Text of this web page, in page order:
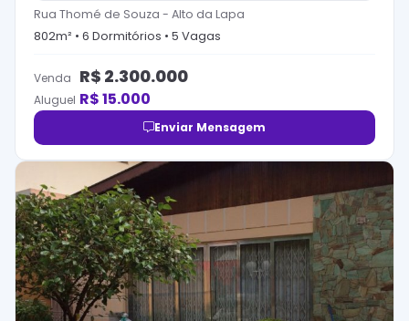
Rua Thomé de Souza - Alto da Lapa
802m² • 6 Dormitórios • 5 Vagas
Venda R$ 2.300.000
Aluguel R$15.000
Enviar Mensagem